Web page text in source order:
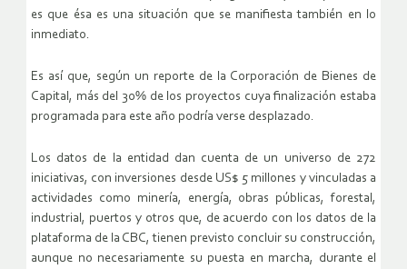
es que ésa es una situación que se manifiesta también en lo
inmediato.
Es así que, según un reporte de la Corporación de Bienes de
Capital, más del 30% de los proyectos cuya finalización estaba
programada para este año podría verse desplazado.
Los datos de la entidad dan cuenta de un universo de 272
iniciativas, con inversiones desde US$ 5 millones y vinculadas a
actividades como minería, energía, obras públicas, forestal,
industrial, puertos y otros que, de acuerdo con los datos de la
plataforma de la CBC, tienen previsto concluir su construcción,
aunque no necesariamente su puesta en marcha, durante el